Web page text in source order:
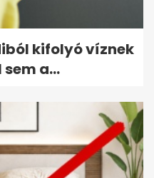
kifolyó víznek
a...